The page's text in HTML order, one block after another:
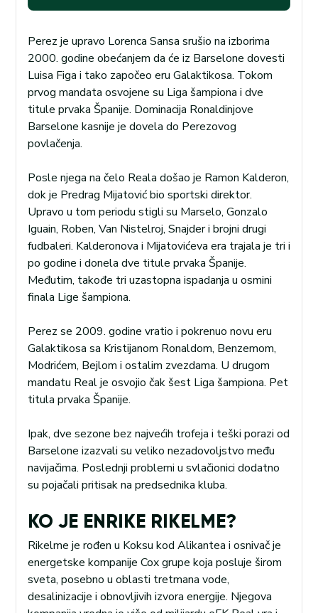
Perez je upravo Lorenca Sansa srušio na izborima
2000. godine obećanjem da će iz Barselone dovesti
Luisa Figa i tako započeo eru Galaktikosa. Tokom
prvog mandata osvojene su Liga šampiona i dve
titule prvaka Španije. Dominacija Ronaldinjove
Barselone kasnije je dovela do Perezovog
povlačenja.
Posle njega na čelo Reala došao je Ramon Kalderon,
dok je Predrag Mijatović bio sportski direktor.
Upravo u tom periodu stigli su Marselo, Gonzalo
Iguain, Roben, Van Nistelroj, Snajder i brojni drugi
fudbaleri. Kalderonova i Mijatovićeva era trajala je tri i
po godine i donela dve titule prvaka Španije.
Međutim, takođe tri uzastopna ispadanja u osmini
finala Lige šampiona.
Perez se 2009. godine vratio i pokrenuo novu eru
Galaktikosa sa Kristijanom Ronaldom, Benzemom,
Modrićem, Bejlom i ostalim zvezdama. U drugom
mandatu Real je osvojio čak šest Liga šampiona. Pet
titula prvaka Španije.
Ipak, dve sezone bez najvećih trofeja i teški porazi od
Barselone izazvali su veliko nezadovoljstvo među
navijačima. Poslednji problemi u svlačionici dodatno
su pojačali pritisak na predsednika kluba.
KO JE ENRIKE RIKELME?
Rikelme je rođen u Koksu kod Alikantea i osnivač je
energetske kompanije Cox grupe koja posluje širom
sveta, posebno u oblasti tretmana vode,
desalinizacije i obnovljivih izvora energije. Njegova